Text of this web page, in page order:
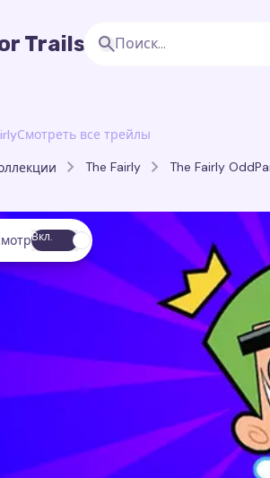
Trails
Смотреть все трейлы
The Fairly The Fairly
Вкл.